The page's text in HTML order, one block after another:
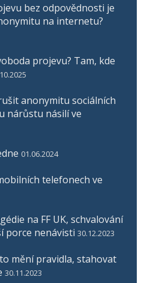
bez odpovědnosti je
na internetu?
projevu? Tam, kde
anonymitu sociálních
nárůstu násilí ve
01.06.2024
telefonech ve
na FF UK, schvalování
porce nenávisti 30.12.2023
mění pravidla, stahovat
30.11.2023